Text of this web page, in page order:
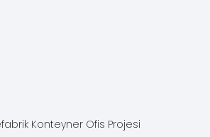
Konteyner Ofis Projesi